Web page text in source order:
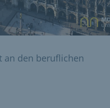
an den beruflichen